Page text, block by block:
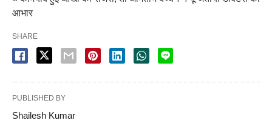
आभार
SHARE
PUBLISHED BY
Shailesh Kumar